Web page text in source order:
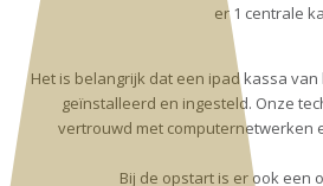
er 1 centrale
Het is belangrijk dat een ipad kassa
geïnstalleerd en ingesteld. Onze
vertrouwd met computernetwerken
Bij de opstart is er ook een